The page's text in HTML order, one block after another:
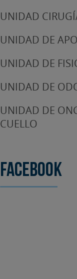
UNIDAD
UNIDAD DE
UNIDAD DE
UNIDAD DE
UNIDAD DE
CUELLO
Facebook